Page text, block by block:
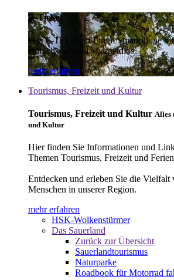
E-Ticket
Das E-Ticket auf Ihrem Smartphone
einfach - schnell - bargeldlos
mehr erfahren
Tourismus, Freizeit und Kultur
Tourismus, Freizeit und Kultur Alles
und Kultur
Hier finden Sie Informationen und
Themen Tourismus, Freizeit und
Entdecken und erleben Sie die
Menschen in unserer Region.
mehr erfahren
HSK-Wolkenstürmer
Das Sauerland
Zurück zur Übersicht
Sauerlandtourismus
Naturparke
Roadbook für Motorrad